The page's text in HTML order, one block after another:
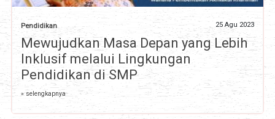
Pendidikan 25 Agu 2023
Mewujudkan Masa Depan yang Lebih
Inklusif melalui Lingkungan
Pendidikan di SMP
» selengkapnya